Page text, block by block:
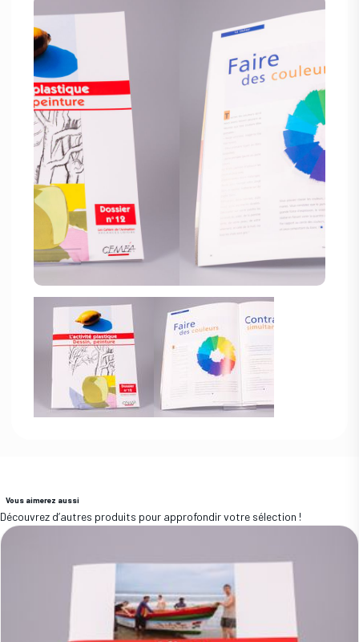
Vous aimerez aussi
Découvrez d’autres produits pour approfondir votre sélection !